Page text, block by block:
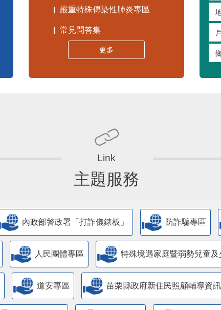
嚴重特殊傳染性肺炎專區
常見問答集
更多
主題服務
內政部警政署「打詐儀錶板」 防詐騙專區
人民團體專區 特殊境遇家庭暨弱勢兒童
道安專區 苗栗縣政府新住民照顧輔導資